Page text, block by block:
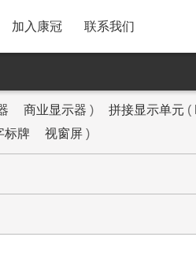
加入康冠 联系我们
商业显示器 ) 拼接显示单元 (
标牌 视窗屏 )